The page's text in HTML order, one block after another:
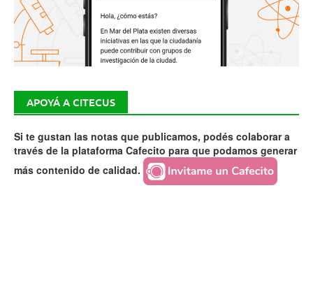
APOYÁ A CITECUS
Si te gustan las notas que publicamos, podés colaborar a
través de la plataforma Cafecito para que podamos generar
más contenido de calidad.